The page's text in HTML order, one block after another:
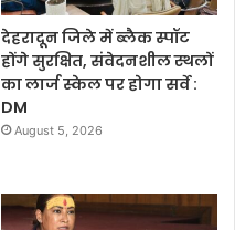
देहरादून जिले में ब्लैक स्पॉट
होंगे सुरक्षित, संवेदनशील स्थलों
का लार्ज स्केल पर होगा सर्वे :
DM
August 5, 2026